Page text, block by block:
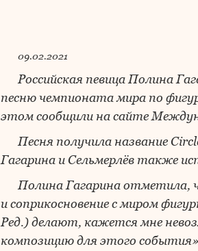
09.02.2021
Российская певица Полина
песню чемпионата мира по
этом сообщили на сайте
Песня получила название
Гагарина и Сельмерлёв также
Полина Гагарина отметила,
и соприкосновение с миром
Ред.) делают, кажется мне
композицию для этого